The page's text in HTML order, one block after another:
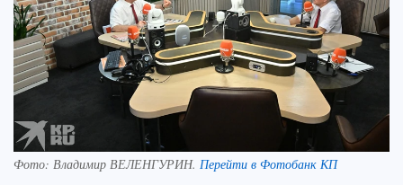
Фото: Владимир ВЕЛЕНГУРИН. Перейти в Фотобанк КП